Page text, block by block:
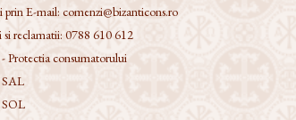
prin E-mail: comenzi@bizanticons.ro
si reclamatii: 0788 610 612
Protectia consumatorului